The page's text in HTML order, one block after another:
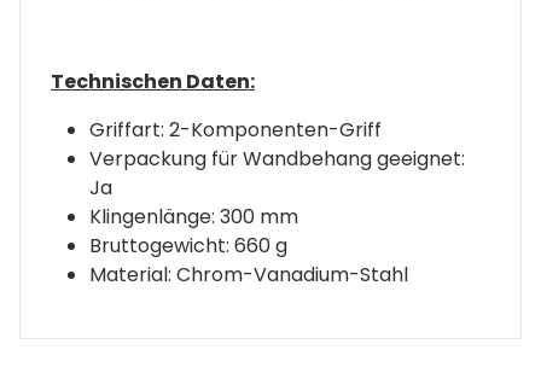
Technischen Daten:
Griffart: 2-Komponenten-Griff
Verpackung für Wandbehang geeignet:
Ja
Klingenlänge: 300 mm
Bruttogewicht: 660 g
Material: Chrom-Vanadium-Stahl